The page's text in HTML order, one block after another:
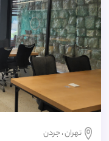
تهران ، جردن